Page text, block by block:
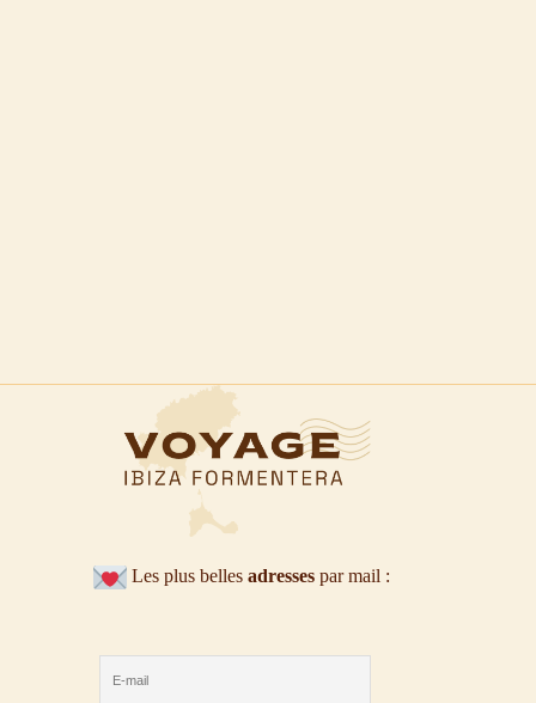
Les plus belles adresses par mail :